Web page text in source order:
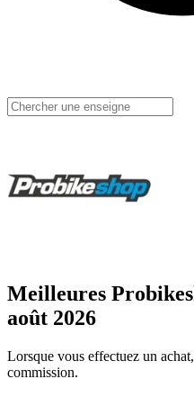
Meilleures
août 2026
Lorsque vous effectuez un
commission.